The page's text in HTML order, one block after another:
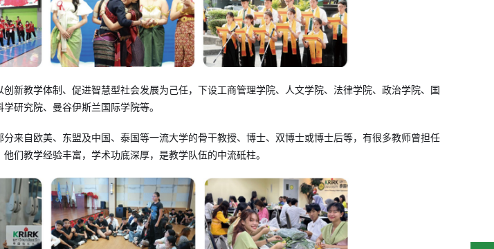
新教学体制、促进智慧型社会发展为己任，下设工商管理学院、人文学院、法律学院、政治学院、国
研究院、曼谷伊斯兰国际学院等。
来自欧美、东盟及中国、泰国等一流大学的骨干教授、博士、双博士或博士后等，有很多教师曾担任
们教学经验丰富，学术功底深厚，是教学队伍的中流砥柱。